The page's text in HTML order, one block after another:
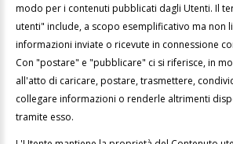
modo per i contenuti pubblicati dagli Utenti. Il
utenti" include, a scopo esemplificativo ma non
informazioni inviate o ricevute in connessione
Con "postare" e "pubblicare" ci si riferisce, in
all'atto di caricare, postare, trasmettere,
collegare informazioni o renderle altrimenti
tramite esso.